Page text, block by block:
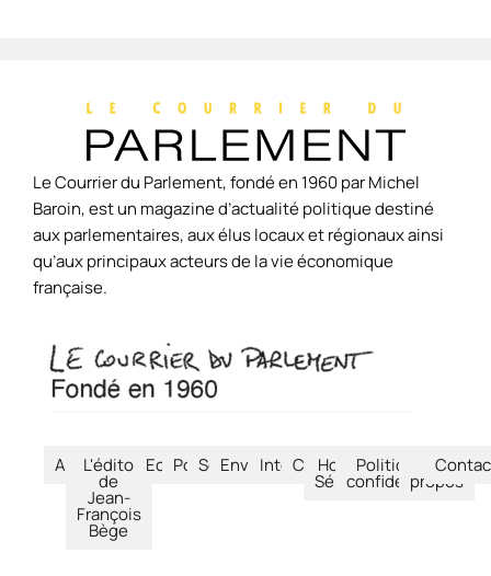
Le Courrier du Parlement, fondé en 1960 par Michel
Baroin, est un magazine d’actualité politique destiné
aux parlementaires, aux élus locaux et régionaux ainsi
qu’aux principaux acteurs de la vie économique
française.
Accueil
L'édito
de
Jean-
François
Bège
Economie
Politique
SociétéEnvironnement
International
CultureHors-
Séries
Politique de
confidentialité
À
propos